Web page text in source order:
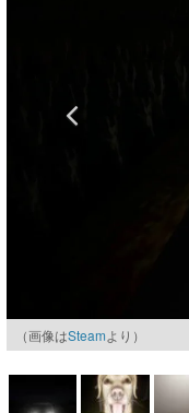
（画像はSteamより）